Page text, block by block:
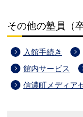
その他の塾員（
入館手続き
館内サービス
信濃町メディア